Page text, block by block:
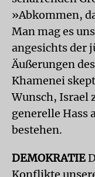
»Abkommen,
Man mag es
angesichts der
Äußerungen
Khamenei
Wunsch, Israel
generelle Hass
bestehen.
DEMOKRATIE
Konflikte